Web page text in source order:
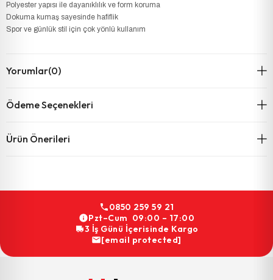
Polyester yapısı ile dayanıklılık ve form koruma
Dokuma kumaş sayesinde hafiflik
Spor ve günlük stil için çok yönlü kullanım
Yorumlar(0)
Ödeme Seçenekleri
Ürün Önerileri
0850 259 59 21
Pzt–Cum 09:00 – 17:00
3 İş Günü İçerisinde Kargo
[email protected]